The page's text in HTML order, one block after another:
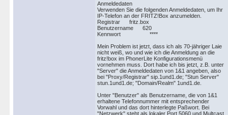
Anmeldedaten
Verwenden Sie die folgenden Anmeldedaten, um Ihr
IP-Telefon an der FRITZ!Box anzumelden.
Registrar fritz.box
Benutzername 620
Kennwort ****
Mein Problem ist jetzt, dass ich als 70-jähriger Laie
nicht weiß, wo und wie ich die Anmeldung an die
fritz!box im PhonerLite Konfigurationsmenü
vornehmen muss. Dort habe ich bis jetzt, z.B. unter
"Server" die Anmeldedaten von 1&1 angeben, also
bei "Proxy/Registrar" sip.1und1.de; "Stun Server"
stun.1und1.de; "Domain/Realm" 1und1.de.
Unter "Benutzer" als Benutzername, die von 1&1
erhaltene Telefonnummer mit entsprechender
Vorwahl und das dort hinterlegte Paßwort. Bei
"Netzwerk" steht als lokaler Port 5060 und Multcast